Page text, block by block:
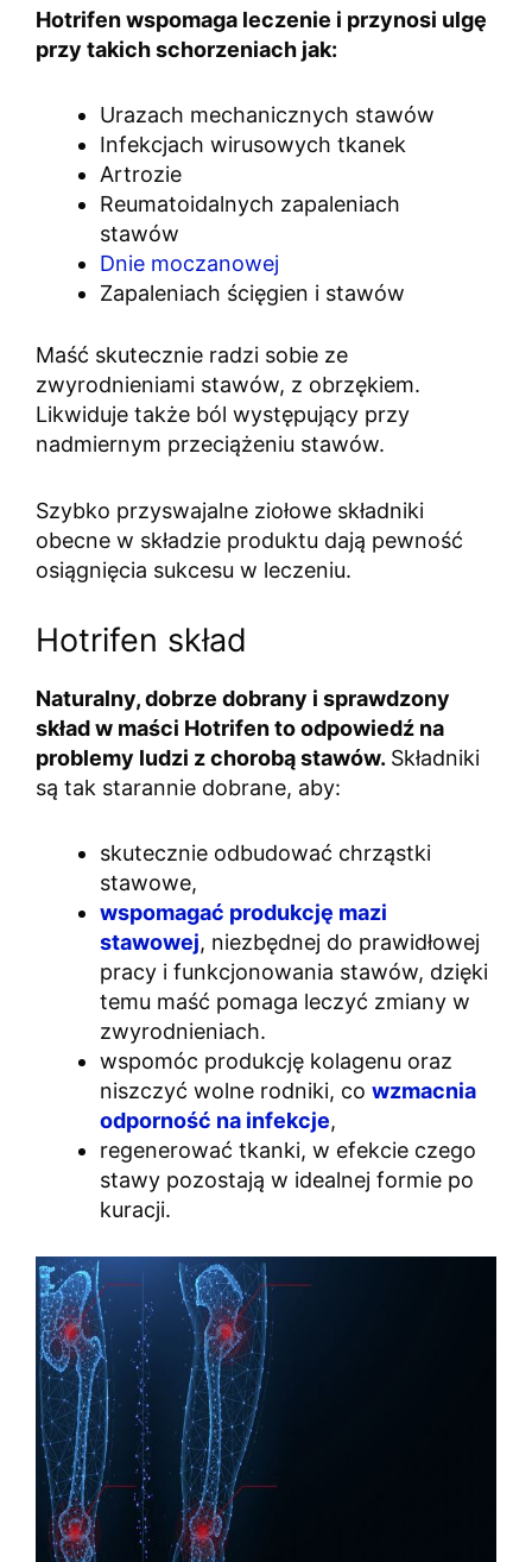
Hotrifen wspomaga leczenie i przynosi ulgę
przy takich schorzeniach jak:
Urazach mechanicznych stawów
Infekcjach wirusowych tkanek
Artrozie
Reumatoidalnych zapaleniach
stawów
Dnie moczanowej
Zapaleniach ścięgien i stawów
Maść skutecznie radzi sobie ze
zwyrodnieniami stawów, z obrzękiem.
Likwiduje także ból występujący przy
nadmiernym przeciążeniu stawów.
Szybko przyswajalne ziołowe składniki
obecne w składzie produktu dają pewność
osiągnięcia sukcesu w leczeniu.
Hotrifen skład
Naturalny, dobrze dobrany i sprawdzony
skład w maści Hotrifen to odpowiedź na
problemy ludzi z chorobą stawów. Składniki
są tak starannie dobrane, aby:
skutecznie odbudować chrząstki
stawowe,
wspomagać produkcję mazi
stawowej, niezbędnej do prawidłowej
pracy i funkcjonowania stawów, dzięki
temu maść pomaga leczyć zmiany w
zwyrodnieniach.
wspomóc produkcję kolagenu oraz
niszczyć wolne rodniki, co wzmacnia
odporność na infekcje,
regenerować tkanki, w efekcie czego
stawy pozostają w idealnej formie po
kuracji.